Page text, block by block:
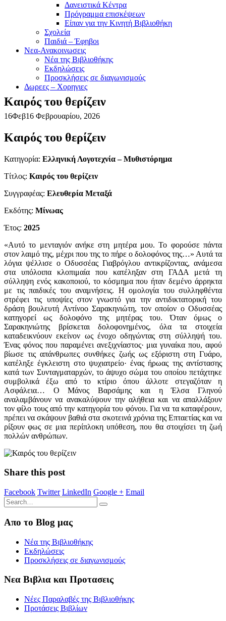
Δανειστικά Κέντρα
Πρόγραμμα επισκέψεων
Είπαν για την Κινητή Βιβλιοθήκη
Σχολεία
Παιδιά – Έφηβοι
Νεα-Ανακοινωσεις
Νέα της Βιβλιοθήκης
Εκδηλώσεις
Προσκλήσεις σε διαγωνισμούς
Δωρεες – Χορηγιες
Καιρός του θερίζειν
16Φεβ16 Φεβρουαρίου, 2026
Καιρός του θερίζειν
Κατηγορία: Ελληνική Λογοτεχνία – Μυθιστόρημα
Τίτλος: Καιρός του θερίζειν
Συγγραφέας: Ελευθερία Μεταξά
Εκδότης: Μίνωας
Έτος: 2025
«Αυτό το μενταγιόν ανήκε στη μητέρα μου. Το φορούσε πάντα
στον λαιμό της, μέχρι που της το πήρε ο δολοφόνος της…» Αυτά τα
λόγια ψέλλισε ο Οδυσσέας Γιαβρόγλου αντικρίζοντας, ανάμεσα
στα υπόλοιπα κλοπιμαία που κατέληξαν στη ΓΑΔΑ μετά τη
σύλληψη ενός κακοποιού, το κόσμημα που ήταν δεμένο άρρηκτα
με τις παιδικές του αναμνήσεις. Η ομολογία του συλληφθέντα
στρέφει τις υποψίες στον γνωστό για την αντιδικτατορική του
δράση βουλευτή Αντίνοο Σαρακηνιώτη, τον οποίον ο Οδυσσέας
κατηγορεί ως δολοφόνο της μητέρας του. Όταν όμως ο
Σαρακηνιώτης βρίσκεται δολοφονημένος, όλα τα στοιχεία
καταδεικνύουν εκείνον ως ένοχο οδηγώντας στη σύλληψή του.
Ένας φόνος που παραμένει ανεξιχνίαστος· μια γυναίκα που, αφού
βίωσε τις απάνθρωπες συνθήκες ζωής ως εξόριστη στη Γυάρο,
κατέληξε έγκλειστη στο ψυχιατρείο· ένας ήρωας της αντίστασης
κατά των Συνταγματαρχών, το άψυχο σώμα του οποίου πετάχτηκε
συμβολικά έξω από το κτίριο όπου άλλοτε στεγαζόταν η
Ασφάλεια… Ο Μάνος Βαρσάμης και η Έλσα Γληνού
αναλαμβάνουν να ανακαλύψουν την αλήθεια και να απαλλάξουν
τον φίλο τους από την κατηγορία του φόνου. Για να τα καταφέρουν,
πρέπει να σκάψουν βαθιά στα σκοτεινά χρόνια της Επταετίας και να
ρίξουν φως σε μια περίπλοκη υπόθεση, που θα στοιχίσει τη ζωή
πολλών ανθρώπων.
Share this post
Facebook Twitter LinkedIn Google + Email
Απο το Blog μας
Νέα της Βιβλιοθήκης
Εκδηλώσεις
Προσκλήσεις σε διαγωνισμούς
Νεα Βιβλια και Προτασεις
Νέες Παραλαβές της Βιβλιοθήκης
Προτάσεις Βιβλίων